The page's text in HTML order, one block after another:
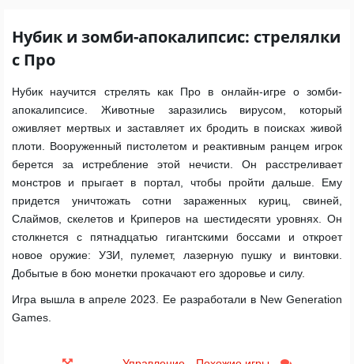
Нубик и зомби-апокалипсис: стрелялки
с Про
Нубик научится стрелять как Про в онлайн-игре о зомби-
апокалипсисе. Животные заразились вирусом, который
оживляет мертвых и заставляет их бродить в поисках живой
плоти. Вооруженный пистолетом и реактивным ранцем игрок
берется за истребление этой нечисти. Он расстреливает
монстров и прыгает в портал, чтобы пройти дальше. Ему
придется уничтожать сотни зараженных куриц, свиней,
Слаймов, скелетов и Криперов на шестидесяти уровнях. Он
столкнется с пятнадцатью гигантскими боссами и откроет
новое оружие: УЗИ, пулемет, лазерную пушку и винтовки.
Добытые в бою монетки прокачают его здоровье и силу.
Игра вышла в апреле 2023. Ее разработали в New Generation
Games.